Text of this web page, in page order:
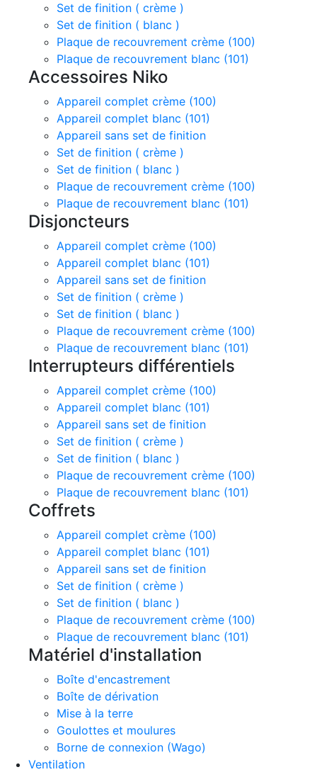
Set de finition ( crème )
Set de finition ( blanc )
Plaque de recouvrement crème (100)
Plaque de recouvrement blanc (101)
Accessoires Niko
Appareil complet crème (100)
Appareil complet blanc (101)
Appareil sans set de finition
Set de finition ( crème )
Set de finition ( blanc )
Plaque de recouvrement crème (100)
Plaque de recouvrement blanc (101)
Disjoncteurs
Appareil complet crème (100)
Appareil complet blanc (101)
Appareil sans set de finition
Set de finition ( crème )
Set de finition ( blanc )
Plaque de recouvrement crème (100)
Plaque de recouvrement blanc (101)
Interrupteurs différentiels
Appareil complet crème (100)
Appareil complet blanc (101)
Appareil sans set de finition
Set de finition ( crème )
Set de finition ( blanc )
Plaque de recouvrement crème (100)
Plaque de recouvrement blanc (101)
Coffrets
Appareil complet crème (100)
Appareil complet blanc (101)
Appareil sans set de finition
Set de finition ( crème )
Set de finition ( blanc )
Plaque de recouvrement crème (100)
Plaque de recouvrement blanc (101)
Matériel d'installation
Boîte d'encastrement
Boîte de dérivation
Mise à la terre
Goulottes et moulures
Borne de connexion (Wago)
Ventilation